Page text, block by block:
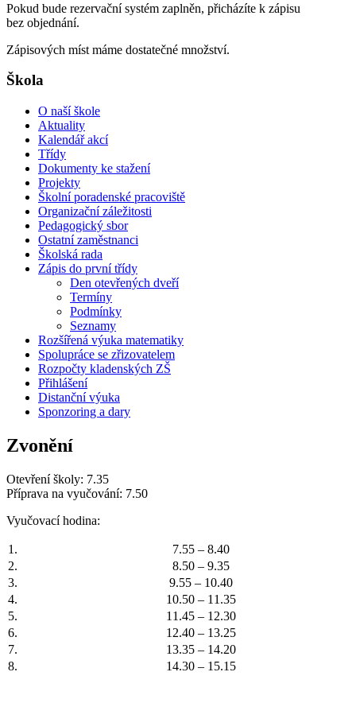
Pokud bude rezervační systém zaplněn, přicházíte k zápisu
bez objednání.
Zápisových míst máme dostatečné množství.
Škola
O naší škole
Aktuality
Kalendář akcí
Třídy
Dokumenty ke stažení
Projekty
Školní poradenské pracoviště
Organizační záležitosti
Pedagogický sbor
Ostatní zaměstnanci
Školská rada
Zápis do první třídy
Den otevřených dveří
Termíny
Podmínky
Seznamy
Rozšířená výuka matematiky
Spolupráce se zřizovatelem
Rozpočty kladenských ZŠ
Přihlášení
Distanční výuka
Sponzoring a dary
Zvonění
Otevření školy: 7.35
Příprava na vyučování: 7.50
Vyučovací hodina:
1.
7.55 – 8.40
2.
8.50 – 9.35
3.
9.55 – 10.40
4.
10.50 – 11.35
5.
11.45 – 12.30
6.
12.40 – 13.25
7.
13.35 – 14.20
8.
14.30 – 15.15